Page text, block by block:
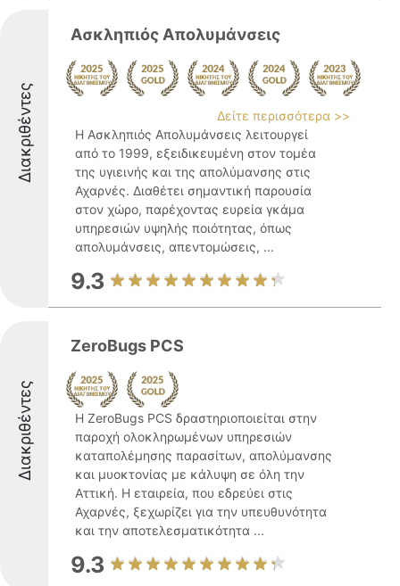
Διακριθέντες
Ασκληπιός Απολυμάνσεις
Δείτε περισσότερα >>
Η Ασκληπιός Απολυμάνσεις λειτουργεί
από το 1999, εξειδικευμένη στον τομέα
της υγιεινής και της απολύμανσης στις
Αχαρνές. Διαθέτει σημαντική παρουσία
στον χώρο, παρέχοντας ευρεία γκάμα
υπηρεσιών υψηλής ποιότητας, όπως
απολυμάνσεις, απεντομώσεις, ...
9.3
Διακριθέντες
ZeroBugs PCS
Η ZeroBugs PCS δραστηριοποιείται στην
παροχή ολοκληρωμένων υπηρεσιών
καταπολέμησης παρασίτων, απολύμανσης
και μυοκτονίας με κάλυψη σε όλη την
Αττική. Η εταιρεία, που εδρεύει στις
Αχαρνές, ξεχωρίζει για την υπευθυνότητα
και την αποτελεσματικότητα ...
9.3